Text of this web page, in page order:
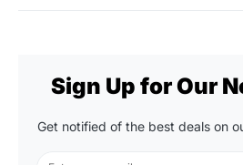
Sign Up for Our
Get notified of the best deals on